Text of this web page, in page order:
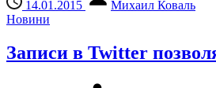
14.01.2015
Михаил Коваль
Новини
Записи в Twitter